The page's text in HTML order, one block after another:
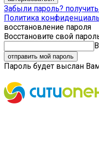
Забыли пароль?
Политика
восстановление пароля
Восстановите свой
Пароль будет выслан